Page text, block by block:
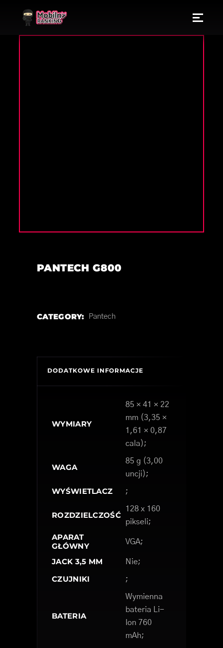
PANTECH G800
CATEGORY: Pantech
DODATKOWE INFORMACJE
WYMIARY
85 × 41 × 22
mm (3,35 ×
1,61 × 0,87
cala);
WAGA
85 g (3,00
uncji);
WYŚWIETLACZ ;
ROZDZIELCZOŚĆ
128 x 160
pikseli;
APARAT
GŁÓWNY
VGA;
JACK 3,5 MM Nie;
CZUJNIKI ;
BATERIA
Wymienna
bateria Li-
Ion 760
mAh;